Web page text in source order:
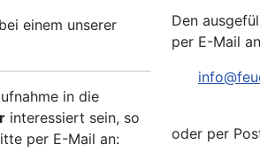
Den
per E-Mail
oder per
einem unserer
in die
interessiert sein, so
per E-Mail an: